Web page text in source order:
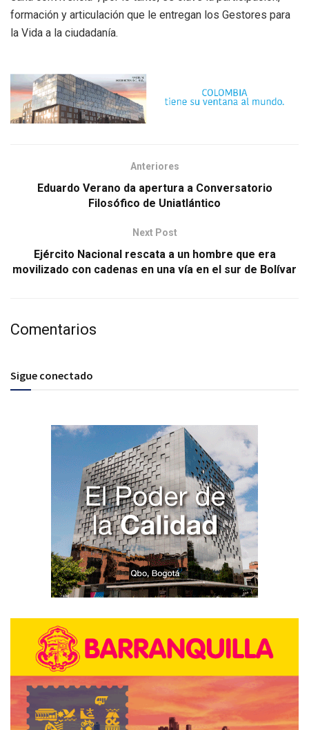
formación y articulación que le entregan los Gestores para
la Vida a la ciudadanía.
Anteriores
Eduardo Verano da apertura a Conversatorio
Filosófico de Uniatlántico
Next Post
Ejército Nacional rescata a un hombre que era
movilizado con cadenas en una vía en el sur de Bolívar
Comentarios
Sigue conectado